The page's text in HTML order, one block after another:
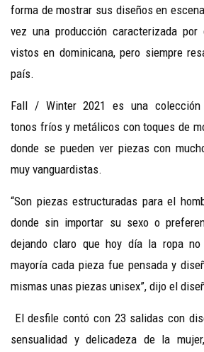
forma de mostrar sus diseños en
vez una producción caracterizada
vistos en dominicana, pero siempre
país.
Fall / Winter 2021 es una colección
tonos fríos y metálicos con toques de
donde se pueden ver piezas con
muy vanguardistas.
“Son piezas estructuradas para el
donde sin importar su sexo o
dejando claro que hoy día la ropa
mayoría cada pieza fue pensada y
mismas unas piezas unisex”, dijo el
El desfile contó con 23 salidas con
sensualidad y delicadeza de la